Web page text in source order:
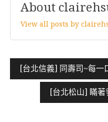
About
View all posts by
文
章
[台北信義] 同壽司~每一
[台北松山] 瞞